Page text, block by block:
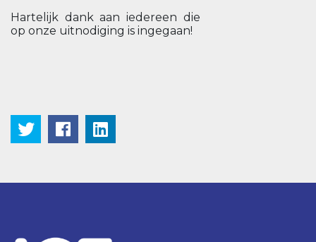
Hartelijk dank aan iedereen die
op onze uitnodiging is ingegaan!